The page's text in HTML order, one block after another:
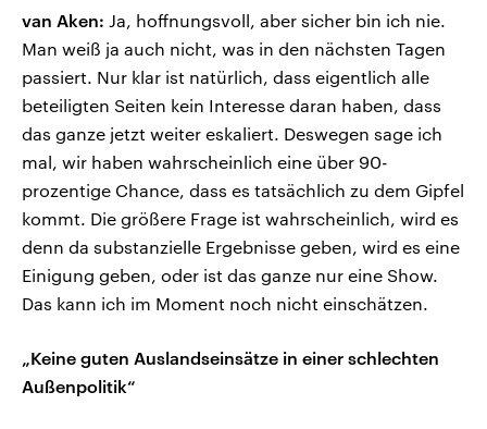
van Aken: Ja, hoffnungsvoll, aber sicher bin ich nie.
Man weiß ja auch nicht, was in den nächsten Tagen
passiert. Nur klar ist natürlich, dass eigentlich alle
beteiligten Seiten kein Interesse daran haben, dass
das ganze jetzt weiter eskaliert. Deswegen sage ich
mal, wir haben wahrscheinlich eine über 90-
prozentige Chance, dass es tatsächlich zu dem Gipfel
kommt. Die größere Frage ist wahrscheinlich, wird es
denn da substanzielle Ergebnisse geben, wird es eine
Einigung geben, oder ist das ganze nur eine Show.
Das kann ich im Moment noch nicht einschätzen.
„Keine guten Auslandseinsätze in einer schlechten
Außenpolitik“